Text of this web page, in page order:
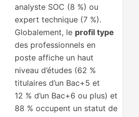
analyste SOC (8 %) ou
expert technique (7 %).
Globalement, le profil type
des professionnels en
poste affiche un haut
niveau d’études (62 %
titulaires d’un Bac+5 et
12 % d’un Bac+6 ou plus) et
88 % occupent un statut de